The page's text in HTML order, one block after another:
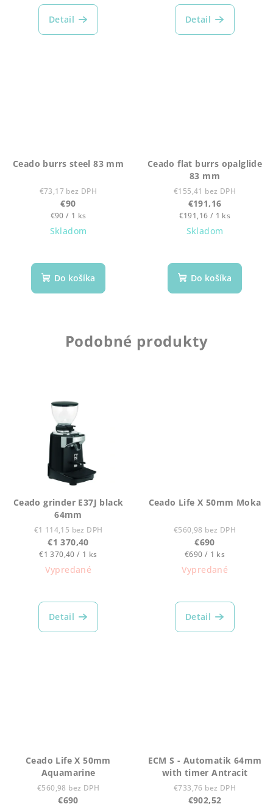
Detail Detail
Ceado burrs steel 83 mm
€73,17 bez DPH
€90
Jednotková
cena:
€90 / 1 ks
Skladom
Do košíka
Ceado flat burrs opalglide
83 mm
€155,41 bez DPH
€191,16
Jednotková
cena:
€191,16 / 1 ks
Skladom
Do košíka
Podobné produkty
Ceado grinder E37J black
64mm
€1 114,15 bez DPH
€1 370,40
Jednotková
cena:
€1 370,40 / 1 ks
Vypredané
Detail
Ceado Life X 50mm Moka
€560,98 bez DPH
€690
Jednotková
cena:
€690 / 1 ks
Vypredané
Detail
Ceado Life X 50mm
Aquamarine
€560,98 bez DPH
€690
ECM S - Automatik 64mm
with timer Antracit
€733,76 bez DPH
€902,52